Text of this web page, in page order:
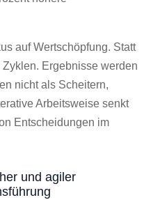
auf Wertschöpfung. Statt
Ergebnisse werden
nicht als Scheitern,
Arbeitsweise senkt
Entscheidungen im
und agiler